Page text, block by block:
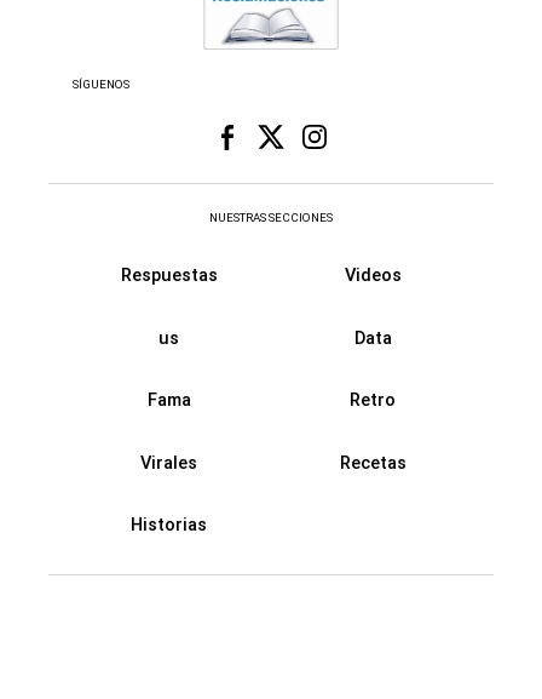
SÍGUENOS
NUESTRAS SECCIONES
Respuestas Videos
us Data
Fama Retro
Virales Recetas
Historias